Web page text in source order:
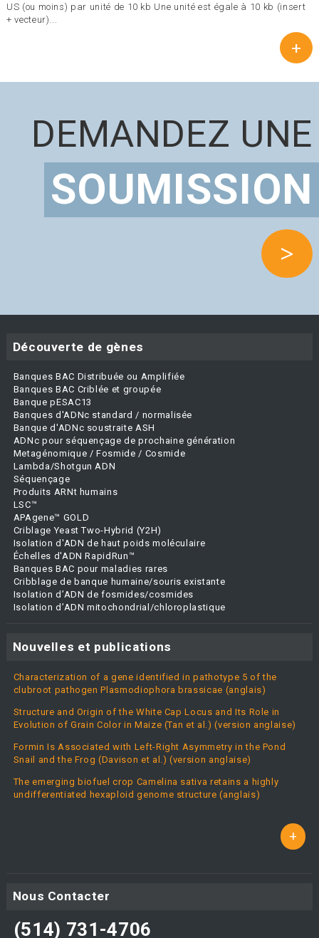
US (ou moins) par unité de 10 kb Une unité est égale à 10 kb (insert
+ vecteur)...
+
DEMANDEZ UNE
SOUMISSION
>
Découverte de gènes
Banques BAC Distribuée ou Amplifiée
Banques BAC Criblée et groupée
Banque pESAC13
Banques d'ADNc standard / normalisée
Banque d'ADNc soustraite ASH
ADNc pour séquençage de prochaine génération
Metagénomique / Fosmide / Cosmide
Lambda/Shotgun ADN
Séquençage
Produits ARNt humains
LSC™
APAgene™ GOLD
Criblage Yeast Two-Hybrid (Y2H)
Isolation d'ADN de haut poids moléculaire
Échelles d'ADN RapidRun™
Banques BAC pour maladies rares
Cribblage de banque humaine/souris existante
Isolation d’ADN de fosmides/cosmides
Isolation d’ADN mitochondrial/chloroplastique
Nouvelles et publications
Characterization of a gene identified in pathotype 5 of the
clubroot pathogen Plasmodiophora brassicae (anglais)
Structure and Origin of the White Cap Locus and Its Role in
Evolution of Grain Color in Maize (Tan et al.) (version anglaise)
Formin Is Associated with Left-Right Asymmetry in the Pond
Snail and the Frog (Davison et al.) (version anglaise)
The emerging biofuel crop Camelina sativa retains a highly
undifferentiated hexaploid genome structure (anglais)
+
Nous Contacter
(514) 731-4706